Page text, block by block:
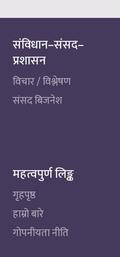
संविधान–संसद–
प्रशासन
विचार / विश्लेषण
संसद बिजनेश
महत्वपुर्ण लिङ्क
गृहपृष्ठ
हाम्रो बारे
गोपनीयता नीति